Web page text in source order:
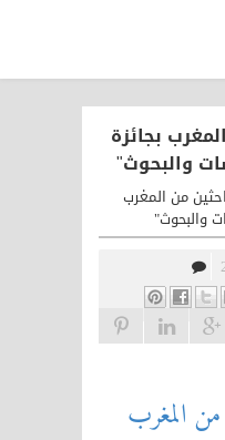
بجائزة
والبحوث"
من المغرب
والبحوث"
من المغرب